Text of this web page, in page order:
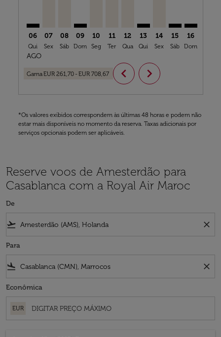
06
Qui
AGO
07
Sex
08
Sáb
09
Dom
10
Seg
11
Ter
12
Qua
13
Qui
14
Sex
15
Sáb
16
Dom
GamaEUR 261,70 -EUR 708,67 chevron_left chevron_right
*Os valores exibidos correspondem às últimas 48 horas e podem não
estar mais disponíveis no momento da reserva. Taxas adicionais por
serviços opcionais podem ser aplicáveis.
Reserve voos de Amesterdão para
Casablanca com a Royal Air Maroc
De
flight_takeoff close
Para
flight_land close
Econômica
EUR